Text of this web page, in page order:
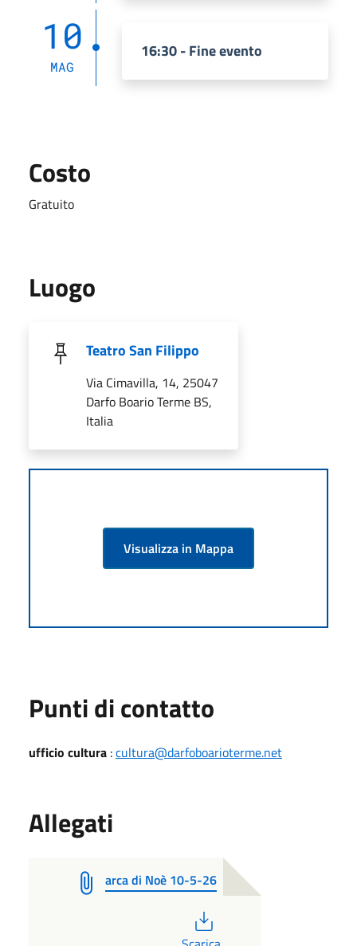
10
MAG
16:30 - Fine evento
Costo
Gratuito
Luogo
Teatro San Filippo
Via Cimavilla, 14, 25047
Darfo Boario Terme BS,
Italia
Visualizza in Mappa
Punti di contatto
ufficio cultura :cultura@darfoboarioterme.net
Allegati
arca di Noè 10-5-26